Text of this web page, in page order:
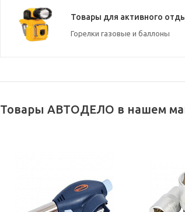
Товары для активного
Горелки газовые и баллоны
Товары АВТОДЕЛО в нашем